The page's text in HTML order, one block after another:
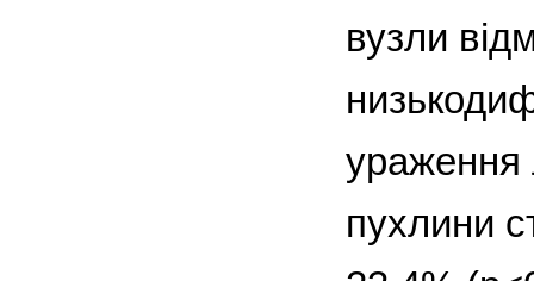
вузли
ураження
пухлини